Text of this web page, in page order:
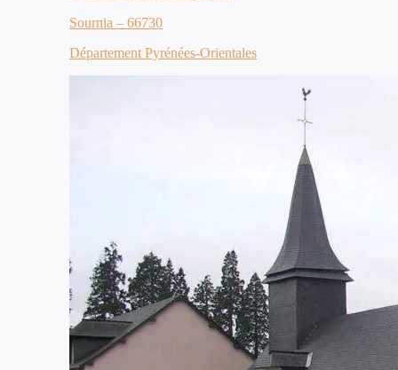
Sournia – 66730
Département Pyrénées-Orientales